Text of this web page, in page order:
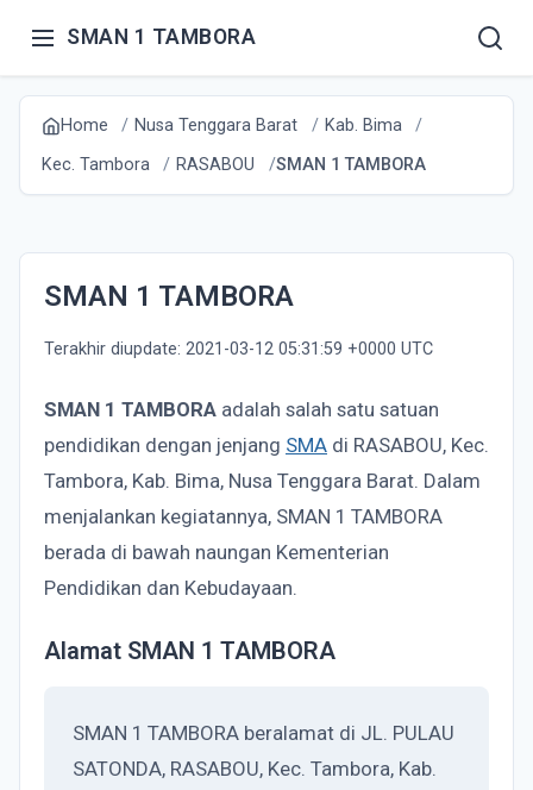
SMAN 1 TAMBORA
Home Nusa Tenggara Barat
Kab. Bima
Kec. Tambora
RASABOU SMAN 1 TAMBORA
SMAN 1 TAMBORA
Terakhir diupdate: 2021-03-12 05:31:59 +0000 UTC
SMAN 1 TAMBORA adalah salah satu satuan
pendidikan dengan jenjang SMA di RASABOU, Kec.
Tambora, Kab. Bima, Nusa Tenggara Barat. Dalam
menjalankan kegiatannya, SMAN 1 TAMBORA
berada di bawah naungan Kementerian
Pendidikan dan Kebudayaan.
Alamat SMAN 1 TAMBORA
SMAN 1 TAMBORA beralamat di JL. PULAU
SATONDA, RASABOU, Kec. Tambora, Kab.